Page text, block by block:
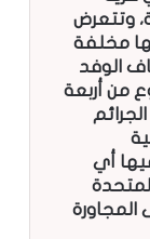
وتتعرض
مخلفة
الوفد
من أربعة
أي
المجاورة